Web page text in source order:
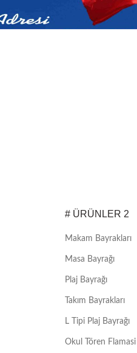
# ÜRÜNLER 2
Makam Bayrakları
Masa Bayrağı
Plaj Bayrağı
Takım Bayrakları
L Tipi Plaj Bayrağı
Okul Tören Flamasi